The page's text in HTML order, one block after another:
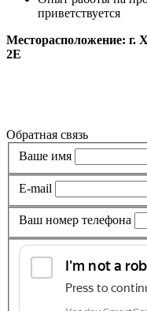
приветствуется
Месторасположение: г.
2Е
Обратная связь
Ваше имя
E-mail
Ваш номер телефона